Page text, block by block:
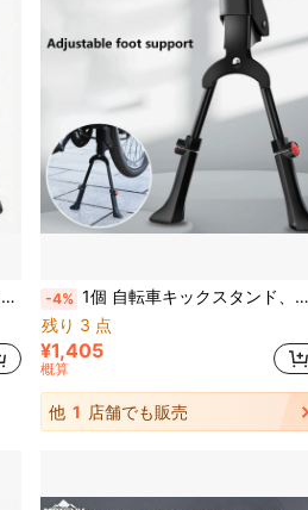
-4% 1個 自転車キックスタンド、安定した駐車とメンテナンスサポート、マウンテンバイクの屋外走行、ガレージの室内保管、屋外の臨時駐車に適し、サイクリング愛好家のためのダブルレッグ自転車駐車スタンドアクセサリー
残り 3 点
¥1,405
概算
他 1 店舗でも販売